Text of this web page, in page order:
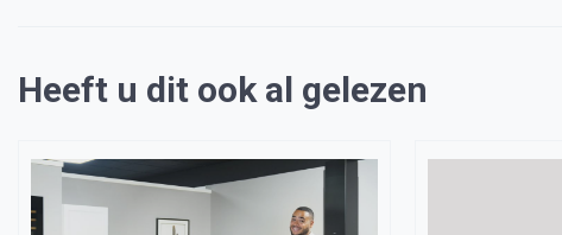
Heeft u dit ook al gelezen